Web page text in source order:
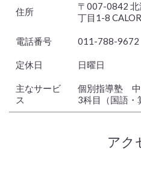
住所
〒007-0842
丁目1-8
電話番号 011-788-9672
定休日 日曜日
主なサービ
ス
個別指導塾
3科目（国語・
アク